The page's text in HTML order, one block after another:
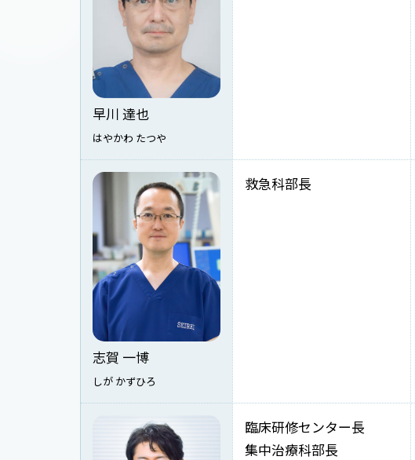
早川 達也
はやかわ たつや
志賀 一博
しが かずひろ
救急科部長
臨床研修センター長
集中治療科部長